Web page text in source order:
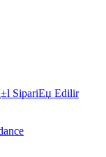
SipariЕџ Edilir